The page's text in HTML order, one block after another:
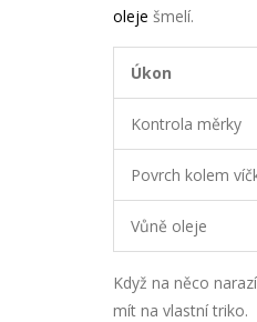
oleje šmelí.
Úkon
Kontrola měrky
Povrch kolem
Vůně oleje
Když na něco
mít na vlastní triko.